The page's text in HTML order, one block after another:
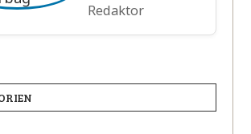
Redaktor